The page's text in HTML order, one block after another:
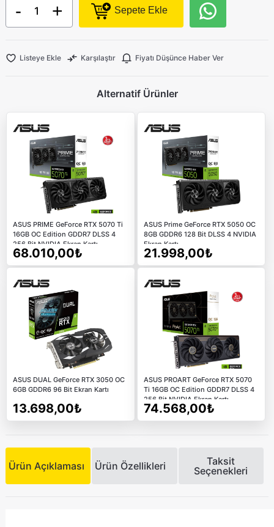
- + Sepete Ekle
Listeye Ekle Karşılaştır Fiyatı Düşünce Haber Ver
Alternatif Ürünler
ASUS PRIME GeForce RTX 5070 Ti
16GB OC Edition GDDR7 DLSS 4
256 Bit NVIDIA Ekran Kartı
68.010,00₺
ASUS Prime GeForce RTX 5050 OC
8GB GDDR6 128 Bit DLSS 4 NVIDIA
Ekran Kartı
21.998,00₺
ASUS DUAL GeForce RTX 3050 OC
6GB GDDR6 96 Bit Ekran Kartı
13.698,00₺
ASUS PROART GeForce RTX 5070
Ti 16GB OC Edition GDDR7 DLSS 4
256 Bit NVIDIA Ekran Kartı
74.568,00₺
Ürün Açıklaması Ürün Özellikleri
Taksit
Seçenekleri